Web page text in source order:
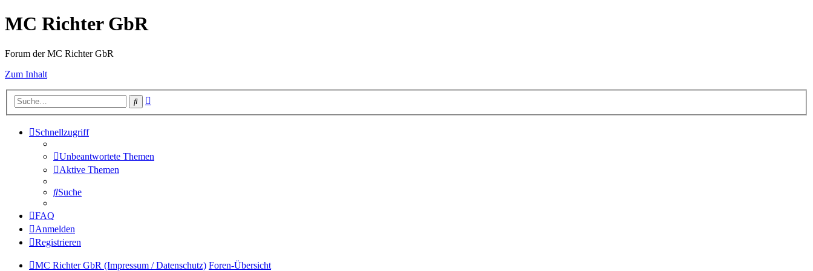
MC Richter GbR
Forum der MC Richter GbR
Zum Inhalt
Suche
Schnellzugriff
Unbeantwortete Themen
Aktive Themen
Suche
FAQ
Anmelden
Registrieren
MC Richter GbR (Impressum / Datenschutz) Foren-Übersicht